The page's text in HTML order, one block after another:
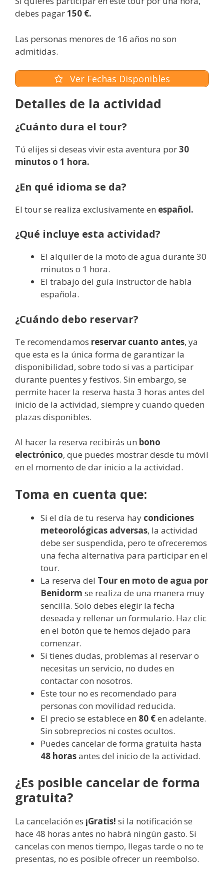
debes pagar150 €.
Las personas menores de 16 años no son
admitidas.
Ver Fechas Disponibles
Detalles de la actividad
¿Cuánto dura el tour?
Tú elijes si deseas vivir esta aventura por30
minutos o 1 hora.
¿En qué idioma se da?
El tour se realiza exclusivamente en español.
¿Qué incluye esta actividad?
El alquiler de la moto de agua durante 30
minutos o 1 hora.
El trabajo del guía instructor de habla
española.
¿Cuándo debo reservar?
Te recomendamos reservar cuanto antes, ya
que esta es la única forma de garantizar la
disponibilidad, sobre todo si vas a participar
durante puentes y festivos. Sin embargo, se
permite hacer la reserva hasta 3 horas antes del
inicio de la actividad, siempre y cuando queden
plazas disponibles.
Al hacer la reserva recibirás un bono
electrónico, que puedes mostrar desde tu móvil
en el momento de dar inicio a la actividad.
Toma en cuenta que:
Si el día de tu reserva hay condiciones
meteorológicas adversas, la actividad
debe ser suspendida, pero te ofreceremos
una fecha alternativa para participar en el
tour.
La reserva del Tour en moto de agua por
Benidorm se realiza de una manera muy
sencilla. Solo debes elegir la fecha
deseada y rellenar un formulario. Haz clic
en el botón que te hemos dejado para
comenzar.
Si tienes dudas, problemas al reservar o
necesitas un servicio, no dudes en
contactar con nosotros.
Este tour no es recomendado para
personas con movilidad reducida.
El precio se establece en 80 €en adelante.
Sin sobreprecios ni costes ocultos.
Puedes cancelar de forma gratuita hasta
48 horasantes del inicio de la actividad.
¿Es posible cancelar de forma
gratuita?
La cancelación es ¡Gratis! si la notificación se
hace 48 horas antes no habrá ningún gasto. Si
cancelas con menos tiempo, llegas tarde o no te
presentas, no es posible ofrecer un reembolso.